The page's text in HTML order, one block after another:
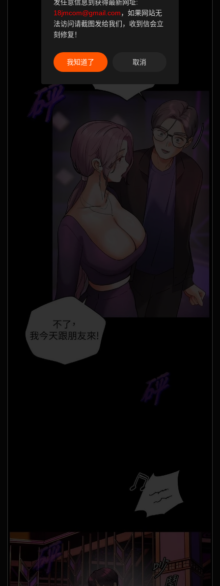
发任意信息到获得最新网址:
18jmcom@gmail.com，如果网站无
法访问请截图发给我们，收到信会立
刻修复！
我知道了 取消